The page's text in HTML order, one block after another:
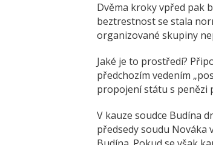
Dvěma kroky vpřed pak
beztrestnost se stala
organizované skupiny
Jaké je to prostředí?
předchozím vedením
propojení státu s penězi
V kauze soudce Budína
předsedy soudu Nováka